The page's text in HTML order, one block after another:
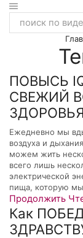
Search
ПОВЫСЬ
СВЕЖИЙ
ЗДОРОВЬЯ
Ежедневно мы
воздуха и
можем жить
всего лишь
электрической
пища, которую
Продолжить
Как